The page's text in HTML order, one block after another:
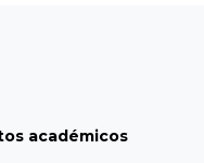
académicos